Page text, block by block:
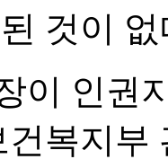
것이 없
이 인권
건복지